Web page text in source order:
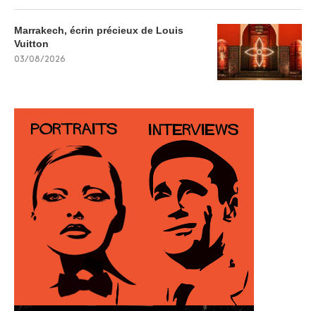
Marrakech, écrin précieux de Louis
Vuitton
03/08/2026